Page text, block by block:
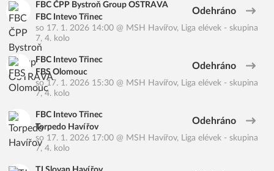
FBC ČPP Bystroň Group OSTRAVA
FBC Intevo Třinec
Odehráno
so 17. 1. 2026 14:00 @ MSH Havířov, Liga elévek - skupina
7, 4. kolo
FBC Intevo Třinec
FBS Olomouc
Odehráno
so 17. 1. 2026 15:30 @ MSH Havířov, Liga elévek - skupina
7, 4. kolo
FBC Intevo Třinec
Torpedo Havířov
Odehráno
so 17. 1. 2026 17:00 @ MSH Havířov, Liga elévek - skupina
7, 4. kolo